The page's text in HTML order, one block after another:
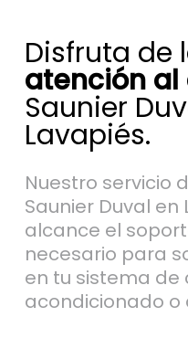
Disfruta de
atención
Saunier
Lavapiés.
Nuestro servicio
Saunier Duval
alcance el
necesario para
en tu sistema de
acondicionado o